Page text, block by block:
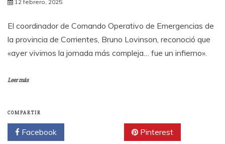
12 febrero, 2025
El coordinador de Comando Operativo de Emergencias de
la provincia de Corrientes, Bruno Lovinson, reconoció que
«ayer vivimos la jornada más compleja… fue un infierno».
Leer más
COMPARTIR
Facebook Pinterest